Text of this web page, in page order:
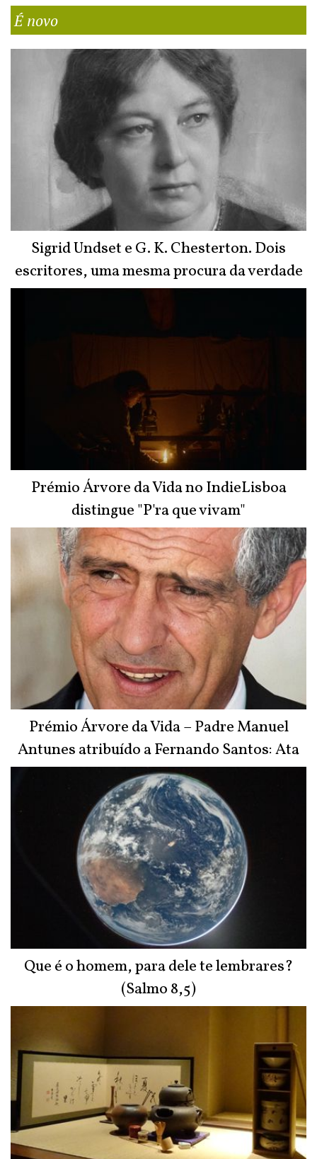
É novo
Sigrid Undset e G. K. Chesterton. Dois
escritores, uma mesma procura da verdade
Prémio Árvore da Vida no IndieLisboa
distingue "P'ra que vivam"
Prémio Árvore da Vida – Padre Manuel
Antunes atribuído a Fernando Santos: Ata
do Júri
Que é o homem, para dele te lembrares?
(Salmo 8,5)